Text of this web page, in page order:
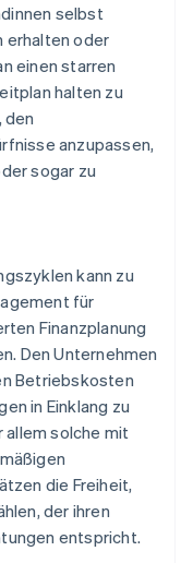
selbst
erhalten oder
einen starren
halten zu
den
anzupassen,
sogar zu
kann zu
für
Finanzplanung
Den Unternehmen
Betriebskosten
in Einklang zu
allem solche mit
die Freiheit,
der ihren
entspricht.